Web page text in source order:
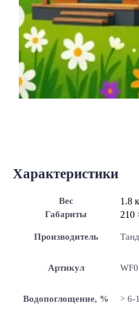
Характеристики
Вес 1.8
Габариты 210
Производитель
Артикул
Водопоглощение, % > 6-